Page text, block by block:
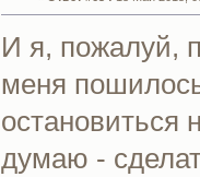
И я, пожалуй,
меня
остановиться
думаю -